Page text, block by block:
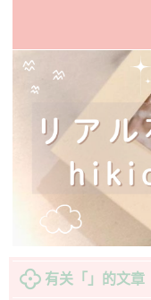
有关「」的文章